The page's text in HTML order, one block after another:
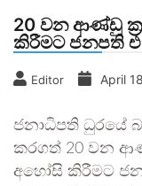
20 වන ආණ්ඩු
කිරීමට ජනපති
Editor April
ජනාධිපති ධුරයේ
කරගත් 20 වන
අහෝසි කිරීමට